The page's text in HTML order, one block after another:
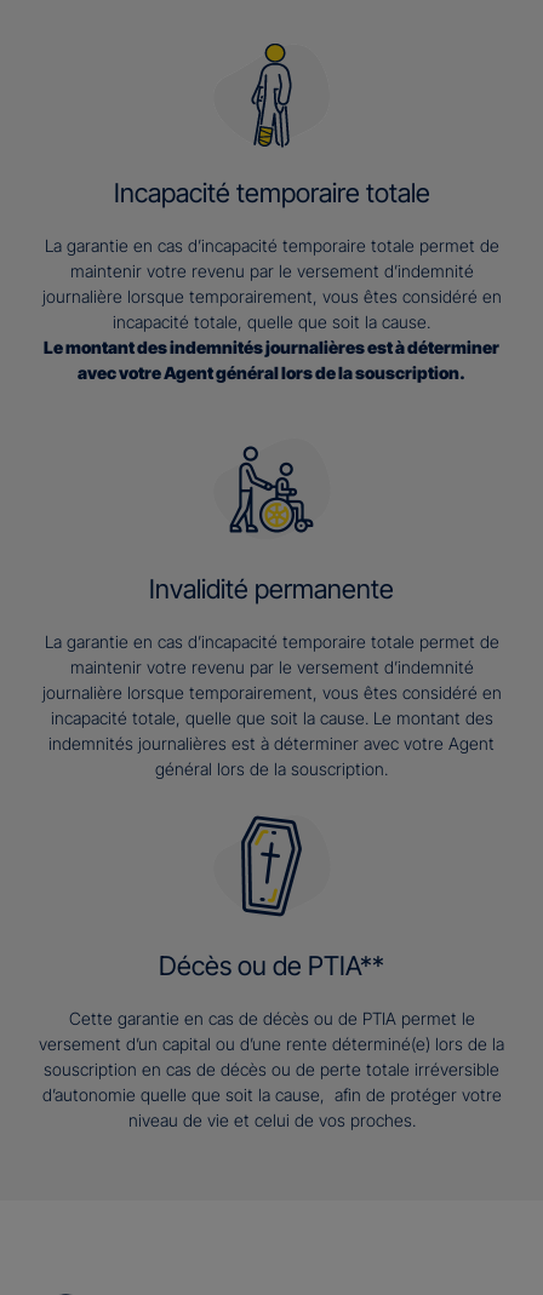
Incapacité temporaire totale
La garantie en cas d’incapacité temporaire totale permet de
maintenir votre revenu par le versement d’indemnité
journalière lorsque temporairement, vous êtes considéré en
incapacité totale, quelle que soit la cause.
Le montant des indemnités journalières est à déterminer
avec votre Agent général lors de la souscription.
Invalidité permanente
La garantie en cas d’incapacité temporaire totale permet de
maintenir votre revenu par le versement d’indemnité
journalière lorsque temporairement, vous êtes considéré en
incapacité totale, quelle que soit la cause. Le montant des
indemnités journalières est à déterminer avec votre Agent
général lors de la souscription.
Décès ou de PTIA**
Cette garantie en cas de décès ou de PTIA permet le
versement d’un capital ou d’une rente déterminé(e) lors de la
souscription en cas de décès ou de perte totale irréversible
d’autonomie quelle que soit la cause, afin de protéger votre
niveau de vie et celui de vos proches.